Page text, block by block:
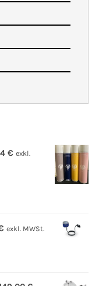
€ exkl.
exkl. MWSt.